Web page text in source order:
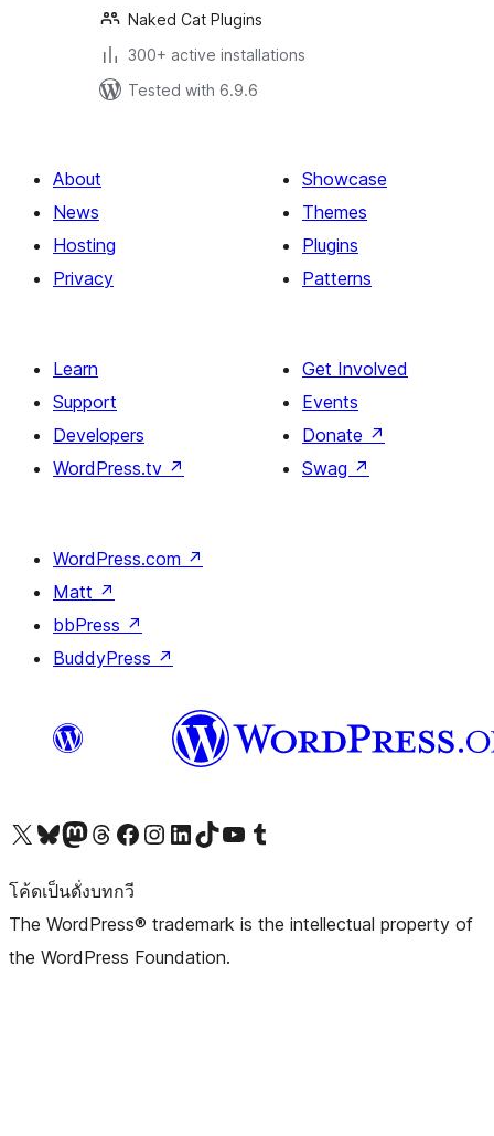
Naked Cat Plugins
300+ active installations
Tested with 6.9.6
About
News
Hosting
Privacy
Showcase
Themes
Plugins
Patterns
Learn
Support
Developers
WordPress.tv ↗
Get Involved
Events
Donate ↗
Swag ↗
WordPress.com ↗
Matt ↗
bbPress ↗
BuddyPress ↗
Visit our X (formerly Twitter) account
Visit our Bluesky account
Visit our Mastodon account
Visit our Threads account
Visit our Facebook pageVisit our Instagram account
Visit our LinkedIn account
Visit our TikTok account
Visit our YouTube channel
Visit our Tumblr account
โค้ดเป็นดั่งบทกวี
The WordPress® trademark is the intellectual property of
the WordPress Foundation.